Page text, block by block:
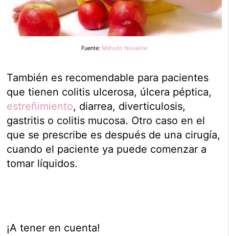
Fuente: Método Novaline
También es recomendable para pacientes
que tienen colitis ulcerosa, úlcera péptica,
estreñimiento, diarrea, diverticulosis,
gastritis o colitis mucosa. Otro caso en el
que se prescribe es después de una cirugía,
cuando el paciente ya puede comenzar a
tomar líquidos.
¡A tener en cuenta!